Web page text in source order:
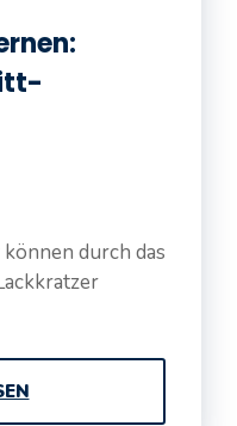
durch das